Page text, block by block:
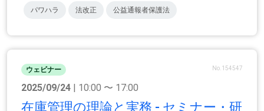
パワハラ 法改正 公益通報者保護法
ウェビナー No.154547
2025/09/24 | 10:00 〜 17:00
在庫管理の理論と実務 - セミナー・研